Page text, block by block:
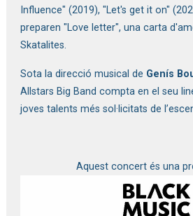
Influence" (2019), "Let's get it on"
preparen "Love letter", una carta
Skatalites.
Sota la direcció musical de Genís
Allstars Big Band compta en el seu
joves talents més sol·licitats de
Aquest concert és una